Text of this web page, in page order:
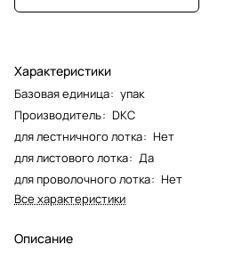
Характеристики
Базовая единица: упак
Производитель: DKC
для лестничного лотка: Нет
для листового лотка: Да
для проволочного лотка: Нет
Все характеристики
Описание